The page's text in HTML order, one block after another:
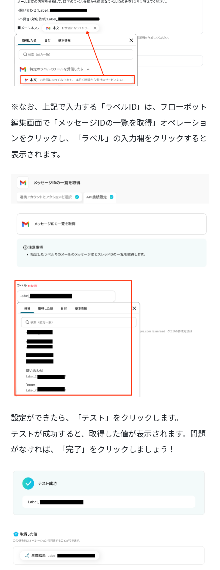
※なお、上記で入力する「ラベルID」は、フローボット
編集画面で「メッセージIDの一覧を取得」オペレーショ
ンをクリックし、「ラベル」の入力欄をクリックすると
表示されます。
設定ができたら、「テスト」をクリックします。
テストが成功すると、取得した値が表示されます。問題
がなければ、「完了」をクリックしましょう！